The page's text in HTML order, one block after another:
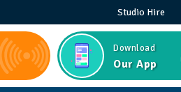
Studio Hire
Download
Our App